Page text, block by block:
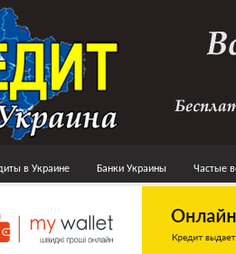
в Украине Банки Украины Частые